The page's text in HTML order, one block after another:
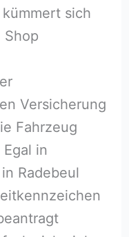
sich
Shop
Versicherung
Fahrzeug
in
Radebeul